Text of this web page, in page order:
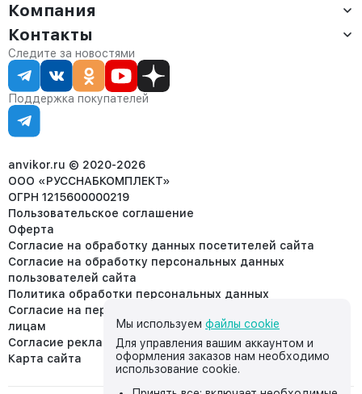
Доставка
Оплата
Сервис
Статус заказа
Статьи
Компания
О компании
Контакты
Партнёрам
Контакты
Отдел продаж:
8 (800) 234-22-62
corp@anvikor.ru
Ежедневно, с 7:00-19:00 (МСК)
Отдел рекламации:
8 (953) 455-25-61
Следите за новостями
Поддержка покупателей
anvikor.ru © 2020-2026
ООО «РУССНАБКОМПЛЕКТ»
ОГРН 1215600000219
Пользовательское соглашение
Оферта
Согласие на обработку данных посетителей сайта
Согласие на обработку персональных данных
пользователей сайта
Политика обработки персональных данных
Согласие на передачу персональных данных третьим
лицам
Согласие реклама
Карта сайта
Мы используем файлы cookie
Для управления вашим аккаунтом и
оформления заказов нам необходимо
использование cookie.